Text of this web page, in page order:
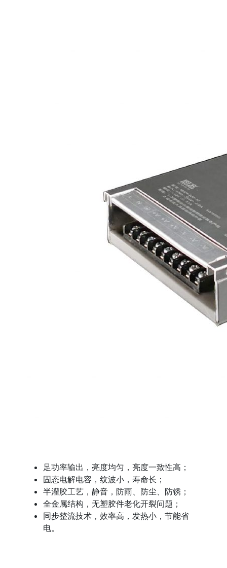
足功率输出，亮度均匀，亮度一致性高；
固态电解电容，纹波小，寿命长；
半灌胶工艺，静音，防雨、防尘、防锈；
全金属结构，无塑胶件老化开裂问题；
同步整流技术，效率高，发热小，节能省
电。